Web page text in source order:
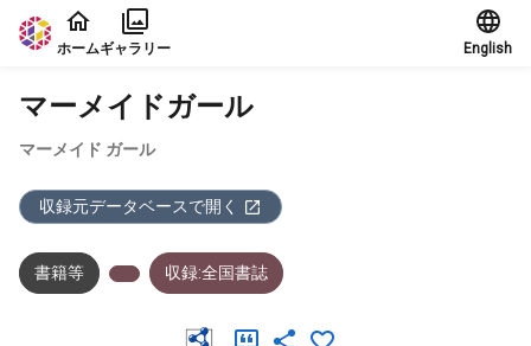
本文に飛ぶ
ホームギャラリー English
マーメイドガール
マーメイド ガール
収録元データベースで開く
書籍等 収録:全国書誌